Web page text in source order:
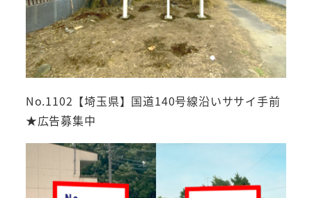
No.1102【埼玉県】国道140号線沿いササイ手前
★広告募集中